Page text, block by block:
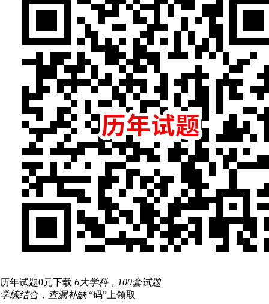
历年试题0元下载 6大学科，100套试题
学练结合，查漏补缺 “码”上领取